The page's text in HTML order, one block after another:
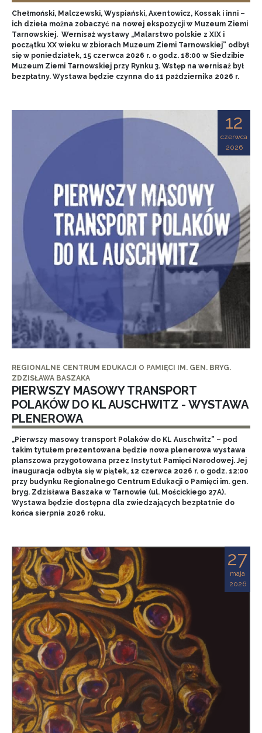
Chełmoński, Malczewski, Wyspiański, Axentowicz, Kossak i inni –
ich dzieła można zobaczyć na nowej ekspozycji w Muzeum Ziemi
Tarnowskiej. Wernisaż wystawy „Malarstwo polskie z XIX i
początku XX wieku w zbiorach Muzeum Ziemi Tarnowskiej” odbył
się w poniedziałek, 15 czerwca 2026 r. o godz. 18:00 w Siedzibie
Muzeum Ziemi Tarnowskiej przy Rynku 3. Wstęp na wernisaż był
bezpłatny. Wystawa będzie czynna do 11 października 2026 r.
12
czerwca
2026
REGIONALNE CENTRUM EDUKACJI O PAMIĘCI IM. GEN. BRYG.
ZDZISŁAWA BASZAKA
PIERWSZY MASOWY TRANSPORT
POLAKÓW DO KL AUSCHWITZ - WYSTAWA
PLENEROWA
„Pierwszy masowy transport Polaków do KL Auschwitz” – pod
takim tytułem prezentowana będzie nowa plenerowa wystawa
planszowa przygotowana przez Instytut Pamięci Narodowej. Jej
inauguracja odbyła się w piątek, 12 czerwca 2026 r. o godz. 12:00
przy budynku Regionalnego Centrum Edukacji o Pamięci im. gen.
bryg. Zdzisława Baszaka w Tarnowie (ul. Mościckiego 27A).
Wystawa będzie dostępna dla zwiedzających bezpłatnie do
końca sierpnia 2026 roku.
27
maja
2026